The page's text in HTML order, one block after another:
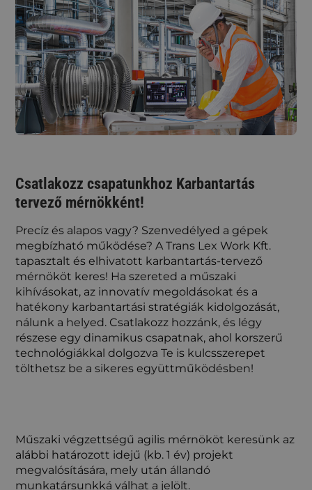
Csatlakozz csapatunkhoz Karbantartás
tervező mérnökként!
Precíz és alapos vagy? Szenvedélyed a gépek
megbízható működése? A Trans Lex Work Kft.
tapasztalt és elhivatott karbantartás-tervező
mérnököt keres! Ha szereted a műszaki
kihívásokat, az innovatív megoldásokat és a
hatékony karbantartási stratégiák kidolgozását,
nálunk a helyed. Csatlakozz hozzánk, és légy
részese egy dinamikus csapatnak, ahol korszerű
technológiákkal dolgozva Te is kulcsszerepet
tölthetsz be a sikeres együttműködésben!
Műszaki végzettségű agilis mérnököt keresünk az
alábbi határozott idejű (kb. 1 év) projekt
megvalósítására, mely után állandó
munkatársunkká válhat a jelölt.